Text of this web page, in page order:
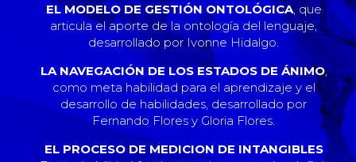
EL MODELO DE GESTIÓN ONTOLÓGICA, que
articula el aporte de la ontología del lenguaje,
desarrollado por Ivonne Hidalgo.
LA NAVEGACIÓN DE LOS ESTADOS DE ÁNIMO,
como meta habilidad para el aprendizaje y el
desarrollo de habilidades, desarrollado por
Fernando Flores y Gloria Flores.
EL PROCESO DE MEDICION DE INTANGIBLES